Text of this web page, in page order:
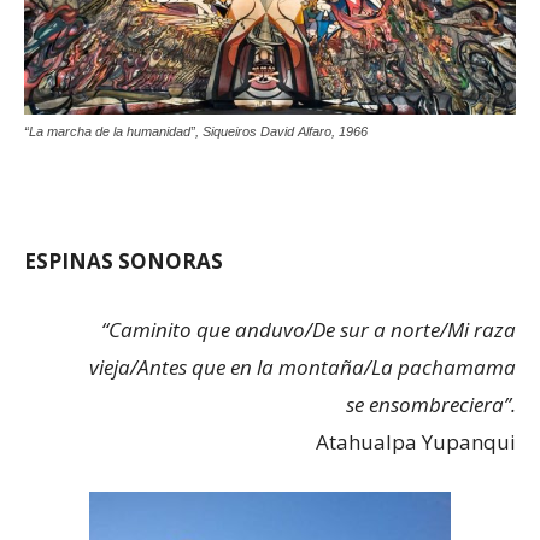
“La marcha de la humanidad”, Siqueiros David Alfaro, 1966
ESPINAS SONORAS
“Caminito que anduvo/De sur a norte/Mi raza
vieja/Antes que en la montaña/La pachamama
se ensombreciera”.
Atahualpa Yupanqui